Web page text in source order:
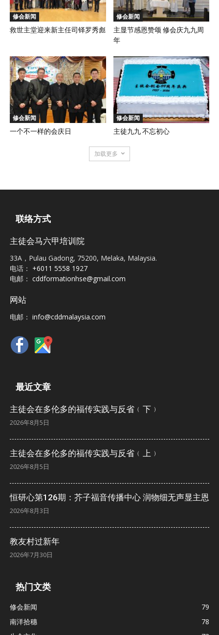
修会新闻
救世主堂迎来新主任司铎罗秀彪
修会新闻
主显节感恩赞颂 修会庆九九周
年
修会新闻
一个不一样的会庆日
修会新闻
主徒九九 不忘初心
加载更多
联络方式
主徒会马六甲培训院
33A，Pulau Gadong, 75200, Melaka, Malaysia.
电话： +6011 5558 1927
电邮： cddformationhse@gmail.com
网站
电邮： info@cddmalaysia.com
最近文章
主徒会在多伦多的福传实践与反省﹙下﹚
2026年8月5日
主徒会在多伦多的福传实践与反省﹙上﹚
2026年8月5日
恒研心第126期：芥子福音传播中心 润物细无声显主恩
2026年8月3日
教友村过新年
2026年7月30日
热门文类
修会新闻
79
南洋拾穗
78